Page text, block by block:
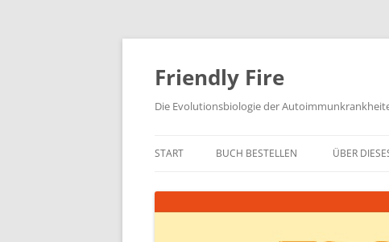
Zum
springen
Friendly Fire
Die Evolutionsbiologie der
START BUCH BESTELLEN ÜBER